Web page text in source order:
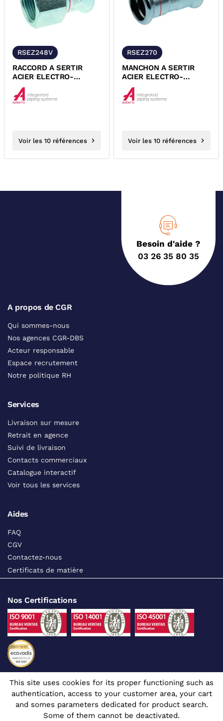
RSEZ248V
RACCORD A SERTIR
ACIER ELECTRO-
ZINGUE FEMELLE
FEMELLE A VISSER
XPRESS
Voir les 10 références
RSEZ270
MANCHON A SERTIR
ACIER ELECTRO-
ZINGUE FEMELLE
FEMELLE XPRESS
Voir les 10 références
Besoin d'aide ?
03 26 35 80 35
A propos de CGR
Qui sommes-nous
Nos agences CGR-DBS
Acteur responsable
Espace recrutement
Notre politique RH
Services
Livraison sur mesure
Retrait en agence
Suivi de livraison
Contacts commerciaux
Catalogue interactif
Voir tous les services
Aides
FAQ
CGV
Contactez-nous
Certificats de matière
Nos Certifications
Suivez-nous sur les réseaux sociaux
This site uses cookies for its proper functioning such as
authentication, access to your customer area, your cart
and somes parameters dedicated for product search.
Some of them cannot be deactivated.